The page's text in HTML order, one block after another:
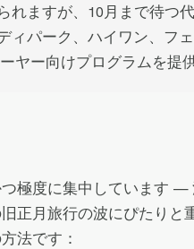
れますが、10月まで待つ
ィパーク、ハイワン、フ
ー向けプログラムを提供
極度に集中しています —
正月旅行の波にぴたりと
法です：